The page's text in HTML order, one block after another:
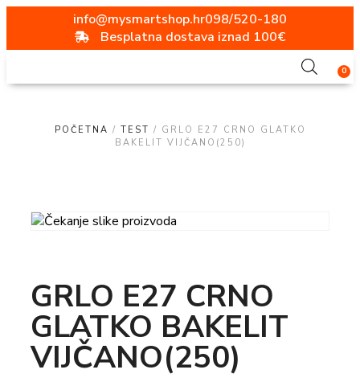
info@mysmartshop.hr098/520-180
Besplatna dostava iznad 100€
0
POČETNA / TEST / GRLO E27 CRNO GLATKO
BAKELIT VIJČANO(250)
GRLO E27 CRNO
GLATKO BAKELIT
VIJČANO(250)